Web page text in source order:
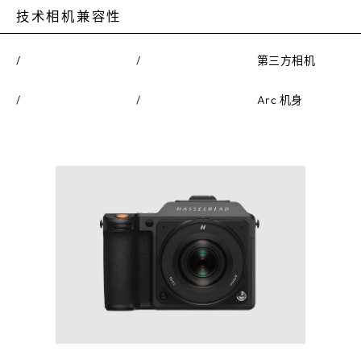
技术相机兼容性
/ / 第三方相机
/ / Arc 机身